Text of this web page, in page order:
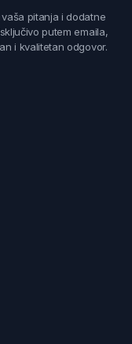
pitanja i dodatne
putem emaila,
i kvalitetan odgovor.